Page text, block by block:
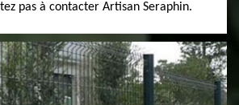
pas à contacter Artisan Seraphin.